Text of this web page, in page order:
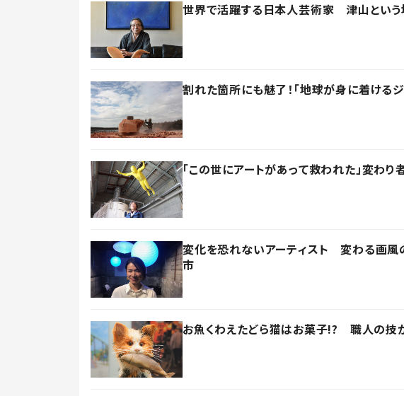
世界で活躍する日本人芸術家 津山という
割れた箇所にも魅了！「地球が身に着ける
「この世にアートがあって救われた」変わ
変化を恐れないアーティスト 変わる画
市
お魚くわえたどら猫はお菓子!? 職人の